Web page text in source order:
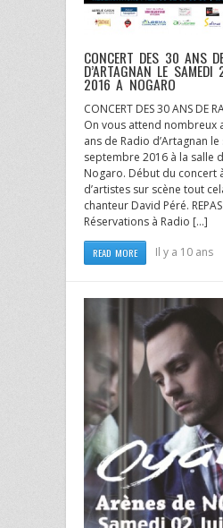
CONCERT DES 30 ANS
D’ARTAGNAN LE SAMEDI
2016 A NOGARO
CONCERT DES 30 ANS DE
On vous attend nombreux
ans de Radio d’Artagnan
septembre 2016 à la salle
Nogaro. Début du concert
d’artistes sur scène tout
chanteur David Péré.
Réservations à Radio […]
READ MORE Il y a 10 ans